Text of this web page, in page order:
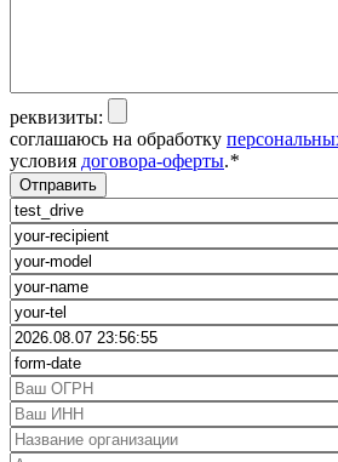
реквизиты:
соглашаюсь на обработку
условия договора-оферты.*